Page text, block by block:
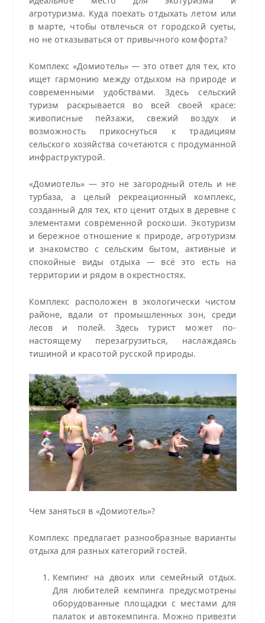
агротуризма. Куда поехать отдыхать летом или
в марте, чтобы отвлечься от городской суеты,
но не отказываться от привычного комфорта?
Комплекс «Домиотель» — это ответ для тех, кто
ищет гармонию между отдыхом на природе и
современными удобствами. Здесь сельский
туризм раскрывается во всей своей красе:
живописные пейзажи, свежий воздух и
возможность прикоснуться к традициям
сельского хозяйства сочетаются с продуманной
инфраструктурой.
«Домиотель» — это не загородный отель и не
турбаза, а целый рекреационный комплекс,
созданный для тех, кто ценит отдых в деревне с
элементами современной роскоши. Экотуризм
и бережное отношение к природе, агротуризм
и знакомство с сельским бытом, активные и
спокойные виды отдыха — всё это есть на
территории и рядом в окрестностях.
Комплекс расположен в экологически чистом
районе, вдали от промышленных зон, среди
лесов и полей. Здесь турист может по-
настоящему перезагрузиться, наслаждаясь
тишиной и красотой русской природы.
Чем заняться в «Домиотель»?
Комплекс предлагает разнообразные варианты
отдыха для разных категорий гостей.
Кемпинг на двоих или семейный отдых.
Для любителей кемпинга предусмотрены
оборудованные площадки с местами для
палаток и автокемпинга. Можно привезти